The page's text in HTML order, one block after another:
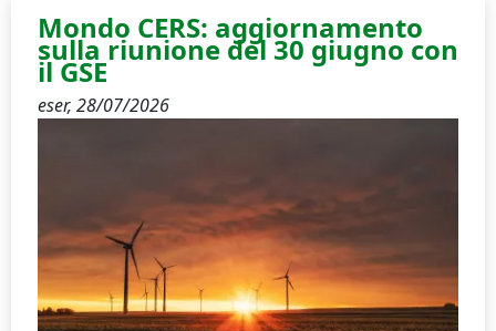
Mondo CERS: aggiornamento
sulla riunione del 30 giugno con
il GSE
eser, 28/07/2026